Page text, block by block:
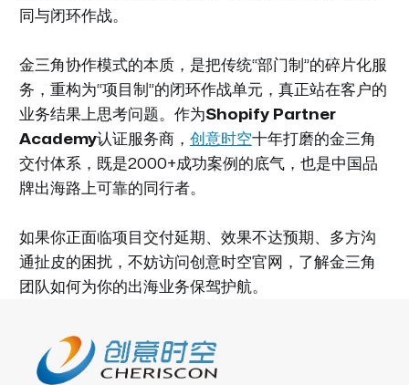
同与闭环作战。
金三角协作模式的本质，是把传统“部门制”的碎片化服
务，重构为“项目制”的闭环作战单元，真正站在客户的
业务结果上思考问题。作为Shopify Partner
Academy认证服务商， 创意时空十年打磨的金三角
交付体系，既是2000+成功案例的底气，也是中国品
牌出海路上可靠的同行者。
如果你正面临项目交付延期、效果不达预期、多方沟
通扯皮的困扰，不妨访问创意时空官网，了解金三角
团队如何为你的出海业务保驾护航。